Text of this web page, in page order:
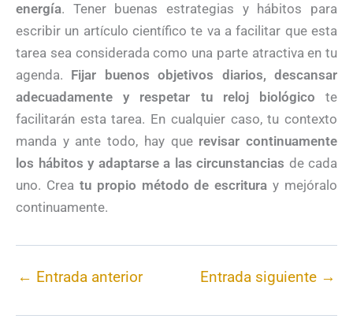
energía. Tener buenas estrategias y hábitos para
escribir un artículo científico te va a facilitar que esta
tarea sea considerada como una parte atractiva en tu
agenda. Fijar buenos objetivos diarios, descansar
adecuadamente y respetar tu reloj biológico te
facilitarán esta tarea. En cualquier caso, tu contexto
manda y ante todo, hay que revisar continuamente
los hábitos y adaptarse a las circunstancias de cada
uno. Crea tu propio método de escritura y mejóralo
continuamente.
← Entrada anterior Entrada siguiente →